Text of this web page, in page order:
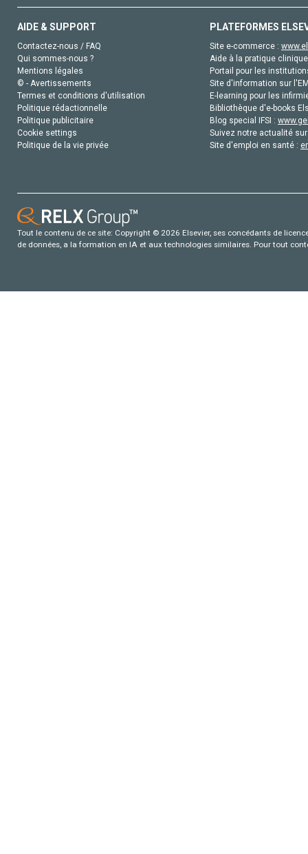
AIDE & SUPPORT
Contactez-nous / FAQ
Qui sommes-nous ?
Mentions légales
© - Avertissements
Termes et conditions d'utilisation
Politique rédactionnelle
Politique publicitaire
Cookie settings
Politique de la vie privée
PLATEFORMES
Site e-commerce :
Aide à la pratique
Portail pour les
Site d'information sur
E-learning pour les
Bibliothèque d'e-books
Blog special IFSI :
Suivez notre actualité
Site d'emploi en santé :
Tout le contenu de ce site: Copyright © 2026 Elsevier, ses concédants de
de données, a la formation en IA et aux technologies similaires. Pour tout